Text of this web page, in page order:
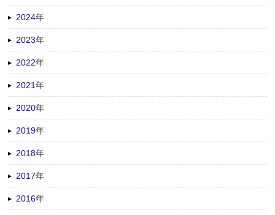
2024年
2023年
2022年
2021年
2020年
2019年
2018年
2017年
2016年